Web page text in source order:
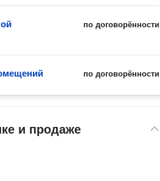
по договорённости
по договорённости
и продаже